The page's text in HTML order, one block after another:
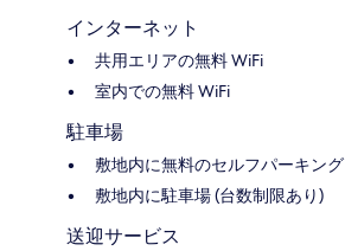
インターネット
共用エリアの無料 WiFi
室内での無料 WiFi
駐車場
敷地内に無料のセルフパーキング
敷地内に駐車場 (台数制限あり)
送迎サービス